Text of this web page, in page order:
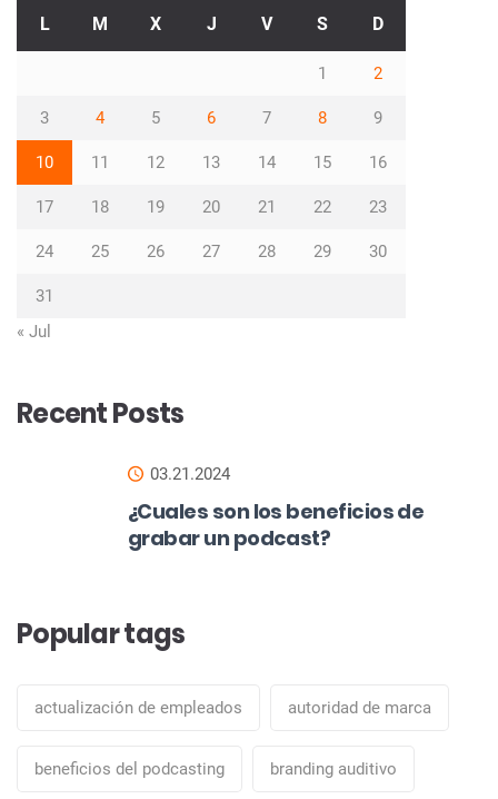
L M X J V S D
1 2
3 4 5 6 7 8 9
10 11 12 13 14 15 16
17 18 19 20 21 22 23
24 25 26 27 28 29 30
31
« Jul
Recent Posts
03.21.2024
¿Cuales son los beneficios de
grabar un podcast?
Popular tags
actualización de empleados autoridad de marca
beneficios del podcasting branding auditivo